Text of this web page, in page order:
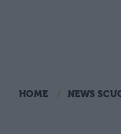
HOME NEWS